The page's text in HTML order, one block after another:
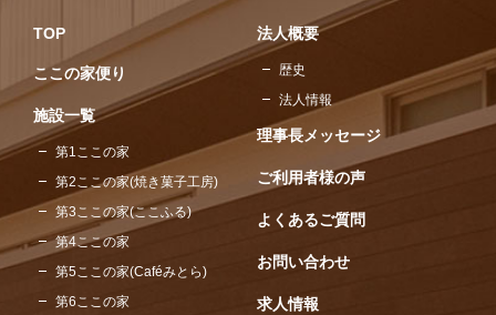
TOP
ここの家便り
施設一覧
第1ここの家
第2ここの家(焼き菓子工房)
第3ここの家(ここふる)
第4ここの家
第5ここの家(Caféみとら)
第6ここの家
法人概要
歴史
法人情報
理事長メッセージ
ご利用者様の声
よくあるご質問
お問い合わせ
求人情報